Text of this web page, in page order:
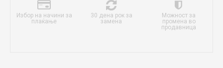
Избор на начини за
плаќање
30 дена рок за
замена
Можност за
промена во
продавница